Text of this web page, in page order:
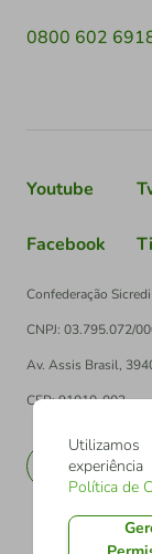
0800 602
Youtube
Facebook
Confederação Sicredi
CNPJ: 03.795.072/
Av. Assis Brasil,
CEP: 91010-003
EN
Política de